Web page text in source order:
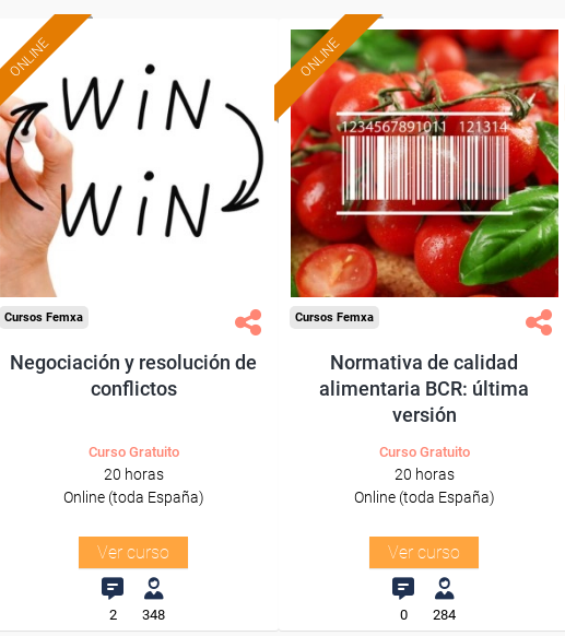
ONLINE
Formación 100%
subvencionada.
Para desempleados,
trabajadores y autónomos.
Sector
-Servicios a las Empresas.
Cursos Femxa
Negociación y resolución de
conflictos
Curso Gratuito
20 horas
Online (toda España)
Ver curso
2 348
ONLINE
Formación 100%
subvencionada.
Para desempleados,
trabajadores y autónomos.
Sector
-Industria Alimentaria.
Cursos Femxa
Normativa de calidad
alimentaria BCR: última
versión
Curso Gratuito
20 horas
Online (toda España)
Ver curso
0 284